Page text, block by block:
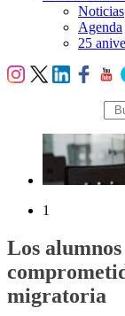
Noticias
Agenda
25
1
Los
migratoria